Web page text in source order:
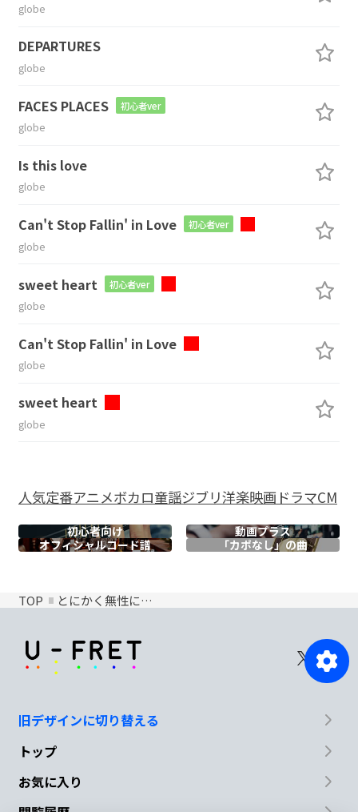
globe
DEPARTURES
globe
FACES PLACES 初心者ver
globe
Is this love
globe
Can't Stop Fallin' in Love 初心者ver
globe
sweet heart 初心者ver
globe
Can't Stop Fallin' in Love
globe
sweet heart
globe
人気定番アニメボカロ童謡ジブリ洋楽映画ドラマCM
初心者向け
動画プラス
オフィシャルコード譜 「カポなし」の曲
TOP とにかく無性に…
旧デザインに切り替える
トップ
お気に入り